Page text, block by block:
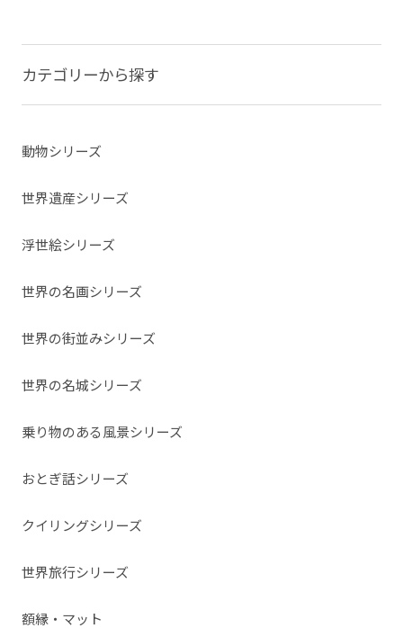
カテゴリーから探す
動物シリーズ
世界遺産シリーズ
浮世絵シリーズ
世界の名画シリーズ
世界の街並みシリーズ
世界の名城シリーズ
乗り物のある風景シリーズ
おとぎ話シリーズ
クイリングシリーズ
世界旅行シリーズ
額縁・マット